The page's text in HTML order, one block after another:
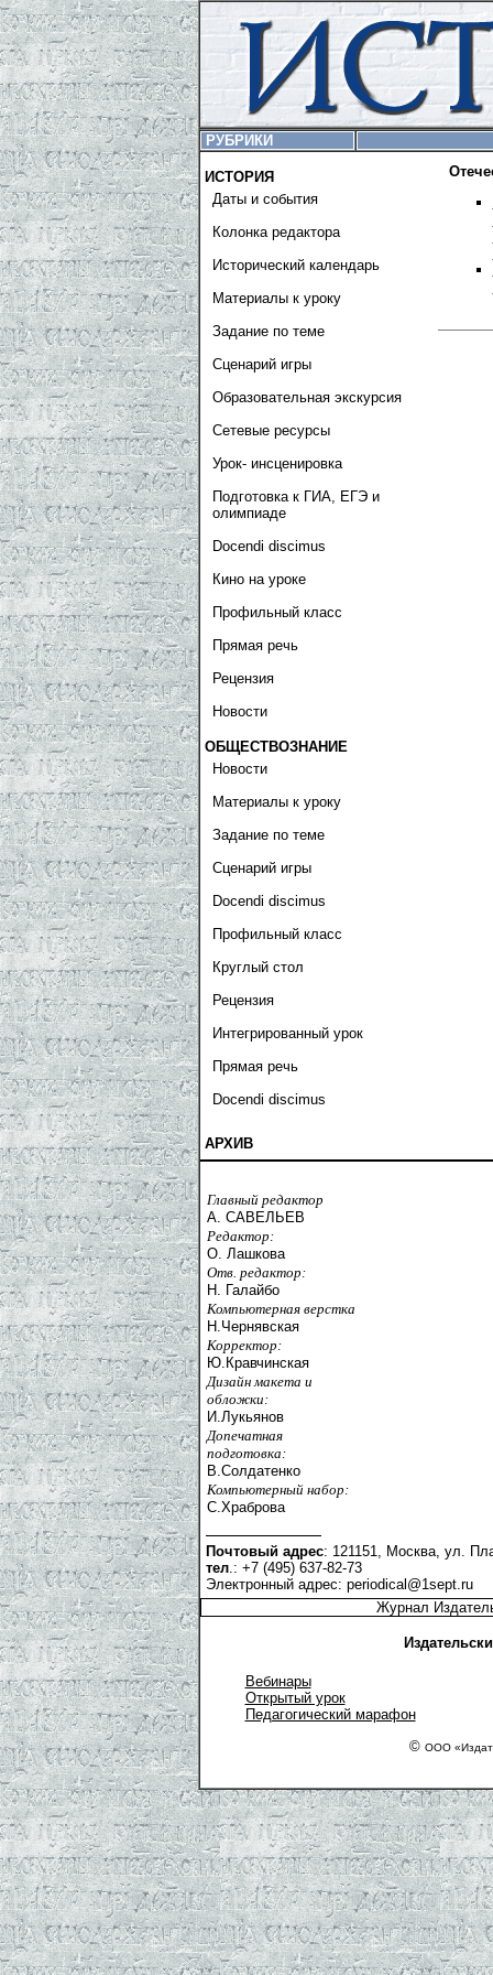
РУБРИКИ
ИСТОРИЯ
Даты и события
Колонка редактора
Исторический календарь
Материалы к уроку
Задание по теме
Сценарий игры
Образовательная экскурсия
Сетевые ресурсы
Урок- инсценировка
Подготовка к ГИА, ЕГЭ и
олимпиаде
Docendi discimus
Кино на уроке
Профильный класс
Прямая речь
Рецензия
Новости
ОБЩЕСТВОЗНАНИЕ
Новости
Материалы к уроку
Задание по теме
Сценарий игры
Docendi discimus
Профильный класс
Круглый стол
Рецензия
Интегрированный урок
Прямая речь
Docendi discimus
АРХИВ
Главный редактор
А. САВЕЛЬЕВ
Редактор:
О. Лашкова
Отв. редактор:
Н. Галайбо
Компьютерная верстка
Н.Чернявская
Корректор:
Ю.Кравчинская
Дизайн макета и
обложки:
И.Лукьянов
Допечатная
подготовка:
В.Солдатенко
Компьютерный набор:
С.Храброва
Почтовый адрес: 121151, Москва, ул.
тел.: +7 (495) 637-82-73
Электронный адрес: periodical@1sept.ru
Журнал
Вебинары
Открытый урок
Педагогический марафон
© ООО